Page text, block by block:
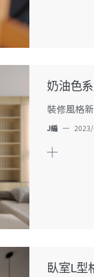
奶油色
裝修風格
J編 —
臥室L型